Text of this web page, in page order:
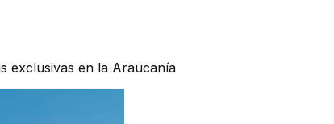
exclusivas en la Araucanía